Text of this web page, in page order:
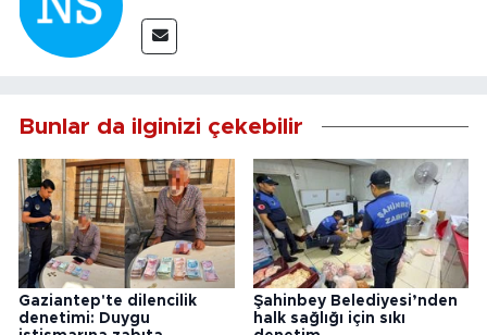
Bunlar da ilginizi çekebilir
Gaziantep'te dilencilik
denetimi: Duygu
Şahinbey Belediyesi’nden
halk sağlığı için sıkı